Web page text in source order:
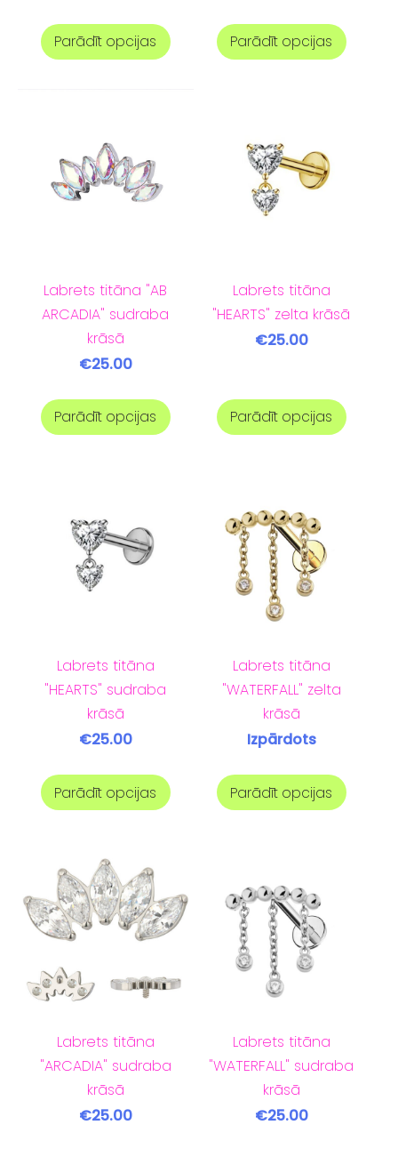
Parādīt opcijas Parādīt opcijas
Labrets titāna "AB
ARCADIA" sudraba
krāsā
€25.00
Parādīt opcijas
Labrets titāna
"HEARTS" zelta krāsā
€25.00
Parādīt opcijas
Labrets titāna
"HEARTS" sudraba
krāsā
€25.00
Parādīt opcijas
Labrets titāna
"WATERFALL" zelta
krāsā
Izpārdots
Parādīt opcijas
Labrets titāna
"ARCADIA" sudraba
krāsā
€25.00
Labrets titāna
"WATERFALL" sudraba
krāsā
€25.00